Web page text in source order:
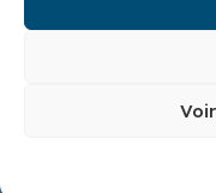
Nous suivre